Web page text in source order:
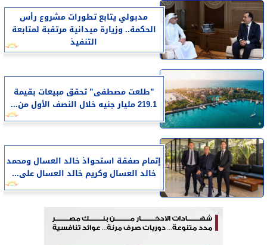
مدبولي يتابع تطورات مشروع رأس
الحكمة.. وزيارة ميدانية مرتقبة لمتابعة
التنفيذ
​”طلعت مصطفى” تحقق مبيعات بقيمة
219.1 مليار جنيه خلال النصف الأول من...
إتمام صفقة استحواذ خالد العسال ومحمد
خالد العسال وكريم خالد العسال على...